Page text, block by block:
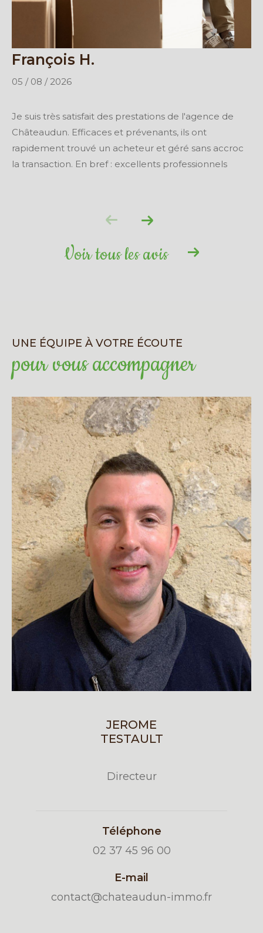
François H.
05 / 08 / 2026
Je suis très satisfait des prestations de l'agence de
Châteaudun. Efficaces et prévenants, ils ont
rapidement trouvé un acheteur et géré sans accroc
la transaction. En bref : excellents professionnels
Voir tous les avis
UNE ÉQUIPE À VOTRE ÉCOUTE
pour vous accompagner
JEROME
TESTAULT
Directeur
Téléphone
02 37 45 96 00
E-mail
contact@chateaudun-immo.fr